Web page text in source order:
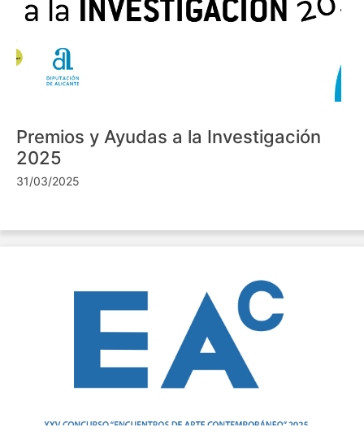
Premios y Ayudas a la Investigación
2025
31/03/2025